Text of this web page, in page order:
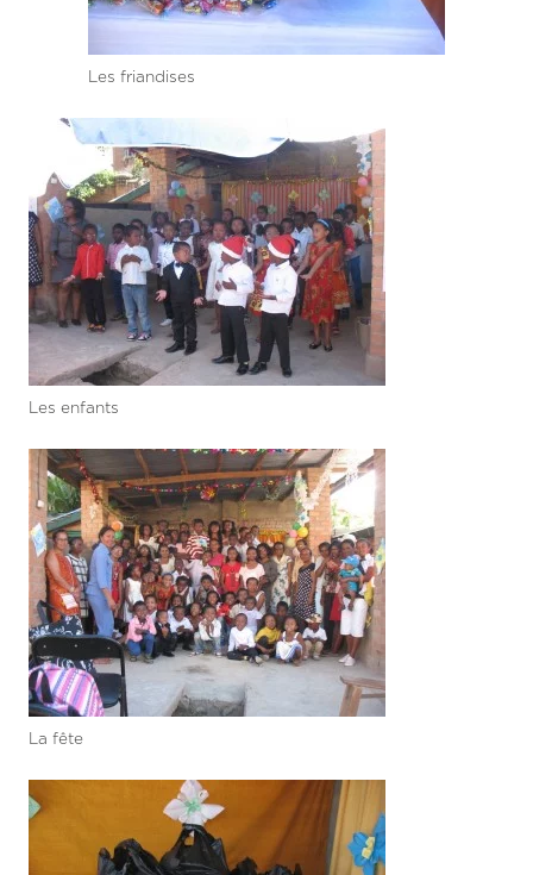
Les friandises
Les enfants
La fête